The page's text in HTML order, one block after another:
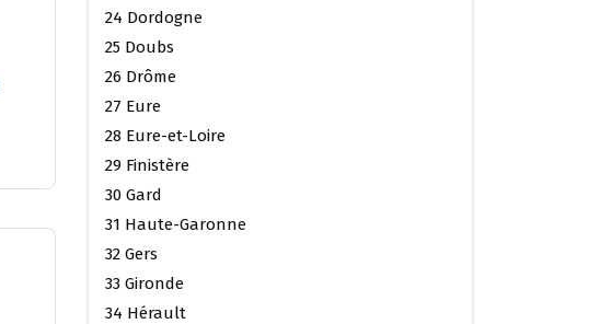
24 Dordogne
25 Doubs
26 Drôme
27 Eure
28 Eure-et-Loire
29 Finistère
30 Gard
31 Haute-Garonne
32 Gers
33 Gironde
34 Hérault